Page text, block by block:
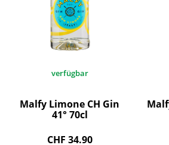
verfügbar
Malfy Limone CH Gin
41° 70cl
CHF 34.90